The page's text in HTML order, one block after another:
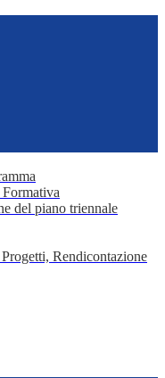
del piano triennale
Rendicontazione